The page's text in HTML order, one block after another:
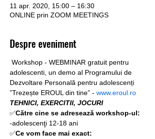
11 apr. 2020, 15:00 – 16:30
ONLINE prin ZOOM MEETINGS
Despre eveniment
Workshop - WEBMINAR gratuit pentru
adolescenti, un demo al Programului de
Dezvoltare Personală pentru adolescenți
”Trezește EROUL din tine” - www.eroul.ro
TEHNICI, EXERCITII, JOCURI
✅Către cine se adresează workshop-ul:
-adolescenţi 12-18 ani
✅Ce vom face mai exact: